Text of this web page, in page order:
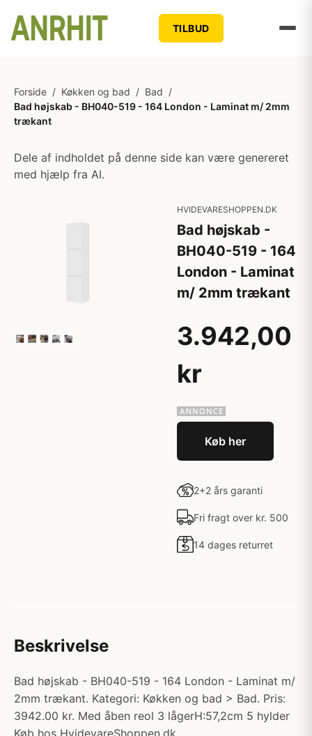
TILBUD
Forside / Køkken og bad / Bad /
Bad højskab - BH040-519 - 164 London - Laminat m/ 2mm
trækant
Dele af indholdet på denne side kan være genereret
med hjælp fra AI.
HVIDEVARESHOPPEN.DK
Bad højskab -
BH040-519 - 164
London - Laminat
m/ 2mm trækant
3.942,00
kr
Køb her
2+2 års garanti
Fri fragt over kr. 500
14 dages returret
Beskrivelse
Bad højskab - BH040-519 - 164 London - Laminat m/
2mm trækant. Kategori: Køkken og bad > Bad. Pris:
3942.00 kr. Med åben reol 3 lågerH:57,2cm 5 hylder
Køb hos HvidevareShoppen.dk.